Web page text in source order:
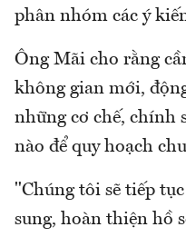
phân nhóm các ý
Ông Mãi cho rằng
không gian mới,
những cơ chế, chính
nào để quy hoạch
"Chúng tôi sẽ tiếp
sung, hoàn thiện hồ